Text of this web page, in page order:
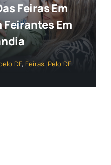
Feiras Em
Em
DF, Feiras, Pelo DF